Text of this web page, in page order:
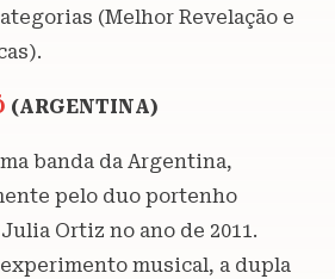
(Melhor Revelação e
(ARGENTINA)
banda da Argentina,
pelo duo portenho
Ortiz no ano de 2011.
musical, a dupla